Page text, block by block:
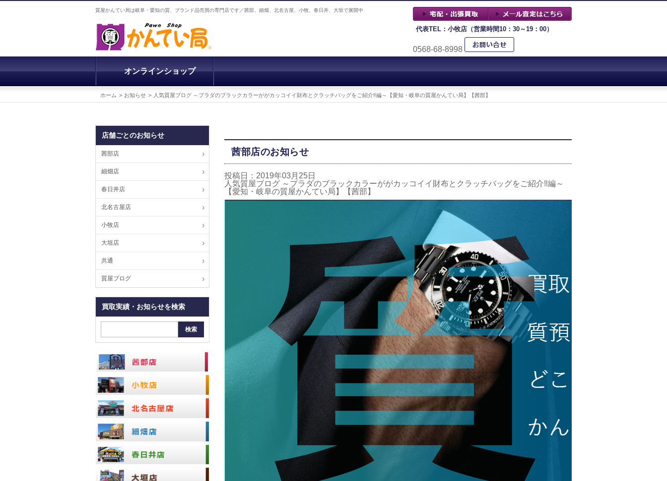
質屋かんてい局は岐阜・愛知の質、ブランド品売買の専門店です／茜部、細畑、北名古屋、小牧、春日井、大垣で展開中
代表TEL：小牧店（営業時間10：30～19：00）
0568-68-8998
オンラインショップ
ホーム お知らせ 人気質屋ブログ ～プラダのブラックカラーががカッコイイ財布とクラッチバッグをご紹介‼編～【愛知・岐阜の質屋かんてい局】【茜部】
茜部店のお知らせ
投稿日：2019年03月25日
人気質屋ブログ ～プラダのブラックカラーががカッコイイ財布とクラッチバッグをご紹介‼編～
【愛知・岐阜の質屋かんてい局】【茜部】
店舗ごとのお知らせ
茜部店
細畑店
春日井店
北名古屋店
小牧店
大垣店
共通
質屋ブログ
買取実績・お知らせを検索
検索